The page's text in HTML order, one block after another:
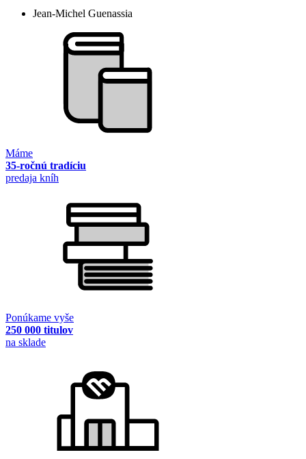
Jean-Michel Guenassia
Máme
35-ročnú tradíciu
predaja kníh
Ponúkame vyše
250 000 titulov
na sklade